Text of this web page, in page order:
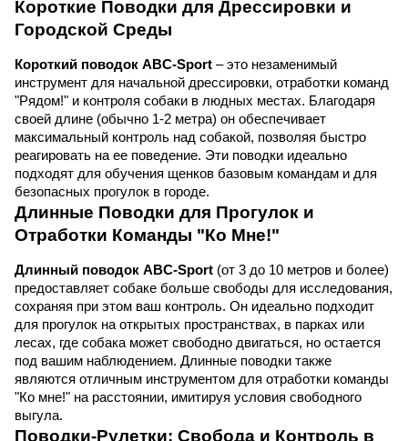
Короткие Поводки для Дрессировки и
Городской Среды
Короткий поводок ABC-Sport – это незаменимый
инструмент для начальной дрессировки, отработки команд
"Рядом!" и контроля собаки в людных местах. Благодаря
своей длине (обычно 1-2 метра) он обеспечивает
максимальный контроль над собакой, позволяя быстро
реагировать на ее поведение. Эти поводки идеально
подходят для обучения щенков базовым командам и для
безопасных прогулок в городе.
Длинные Поводки для Прогулок и
Отработки Команды "Ко Мне!"
Длинный поводок ABC-Sport (от 3 до 10 метров и более)
предоставляет собаке больше свободы для исследования,
сохраняя при этом ваш контроль. Он идеально подходит
для прогулок на открытых пространствах, в парках или
лесах, где собака может свободно двигаться, но остается
под вашим наблюдением. Длинные поводки также
являются отличным инструментом для отработки команды
"Ко мне!" на расстоянии, имитируя условия свободного
выгула.
Поводки-Рулетки: Свобода и Контроль в